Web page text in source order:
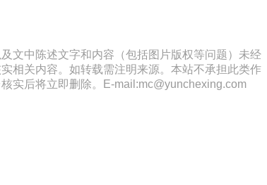
文中陈述文字和内容（包括图片版权等问题）未经
相关内容。如转载需注明来源。本站不承担此类作
实后将立即删除。E-mail:mc@yunchexing.com